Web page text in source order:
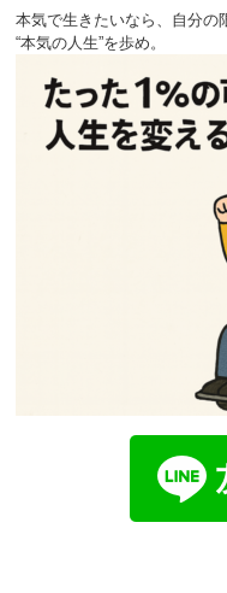
本気で生きたいなら、自分の
“本気の人生”を歩め。